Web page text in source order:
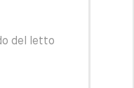
del letto